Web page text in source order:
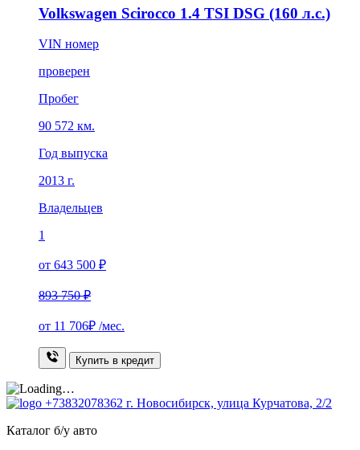
Volkswagen Scirocco 1.4 TSI DSG (160 л.с.)
VIN номер
проверен
Пробег
90 572 км.
Год выпуска
2013 г.
Владельцев
1
от 643 500 ₽
893 750 ₽
от 11 706₽ /мес.
Купить в кредит
+73832078362 г. Новосибирск, улица Курчатова, 2/2
Каталог б/у авто